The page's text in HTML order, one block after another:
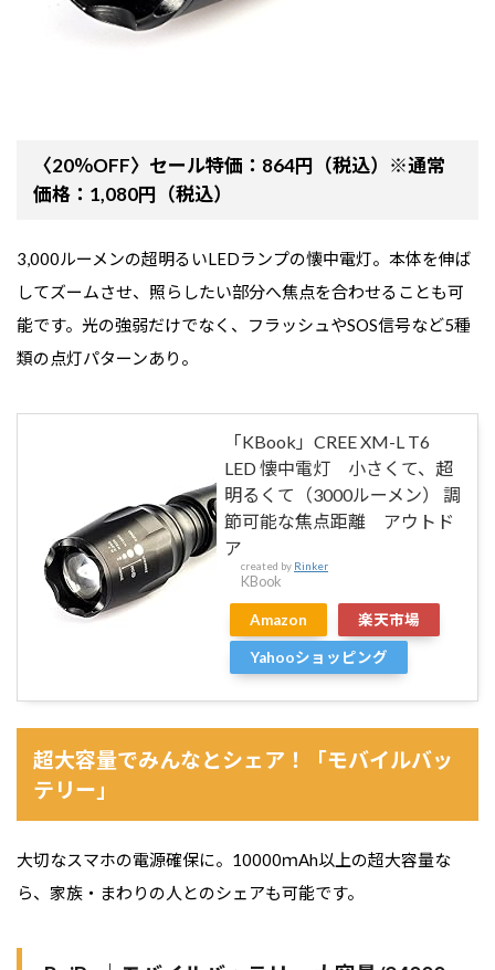
〈20％OFF〉セール特価：864円（税込）※通常
価格：1,080円（税込）
3,000ルーメンの超明るいLEDランプの懐中電灯。本体を伸ば
してズームさせ、照らしたい部分へ焦点を合わせることも可
能です。光の強弱だけでなく、フラッシュやSOS信号など5種
類の点灯パターンあり。
「KBook」CREE XM-L T6
LED 懐中電灯 小さくて、超
明るくて（3000ルーメン） 調
節可能な焦点距離 アウトド
ア
created by Rinker
KBook
Amazon 楽天市場
Yahooショッピング
超大容量でみんなとシェア！「モバイルバッ
テリー」
大切なスマホの電源確保に。10000ｍAh以上の超大容量な
ら、家族・まわりの人とのシェアも可能です。